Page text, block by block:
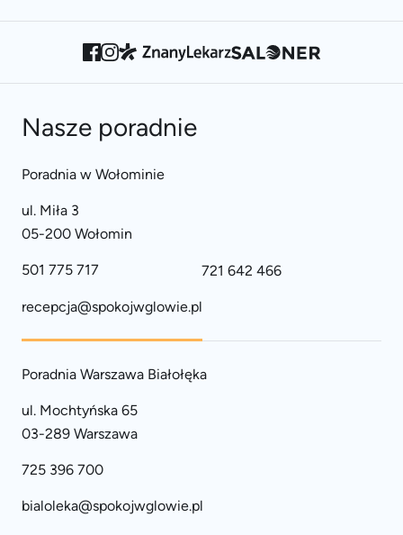
Nasze poradnie
Poradnia w Wołominie
ul. Miła 3
05-200 Wołomin
501 775 717 721 642 466
recepcja@spokojwglowie.pl
Poradnia Warszawa Białołęka
ul. Mochtyńska 65
03-289 Warszawa
725 396 700
bialoleka@spokojwglowie.pl